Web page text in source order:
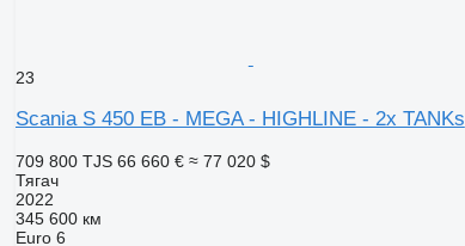
23
Scania S 450 EB - MEGA - HIGHLINE - 2x TANKs
709 800 TJS 66 660 € ≈ 77 020 $
Тягач
2022
345 600 км
Euro 6